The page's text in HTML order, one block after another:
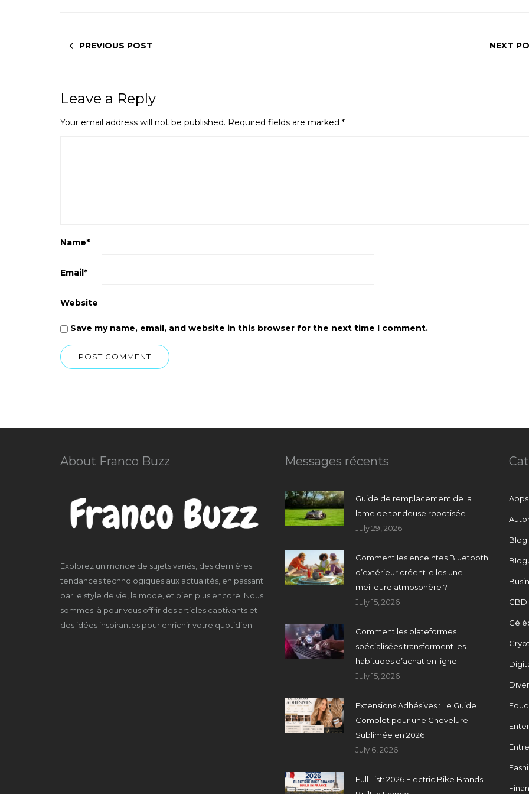
PREVIOUS POST NEXT
Leave a Reply
Your email address will not be published. Required fields are marked *
Name*
Email*
Website
Save my name, email, and website in this browser for the next time I comment.
About Franco Buzz
Explorez un monde de sujets variés, des dernières
tendances technologiques aux actualités, en passant
par le style de vie, la mode, et bien plus encore. Nous
sommes là pour vous offrir des articles captivants et
des idées inspirantes pour enrichir votre quotidien.
Messages récents
Guide de remplacement de la
lame de tondeuse robotisée
July 29, 2026
Comment les enceintes Bluetooth
d’extérieur créent-elles une
meilleure atmosphère ?
July 15, 2026
Comment les plateformes
spécialisées transforment les
habitudes d’achat en ligne
July 15, 2026
Extensions Adhésives : Le Guide
Complet pour une Chevelure
Sublimée en 2026
July 6, 2026
Full List: 2026 Electric Bike Brands
Apps
Blog
CBD